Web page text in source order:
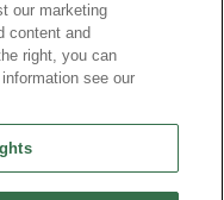
y Google
de servicio
newsletter
en tu correo
our marketing
content and
right, you can
see our